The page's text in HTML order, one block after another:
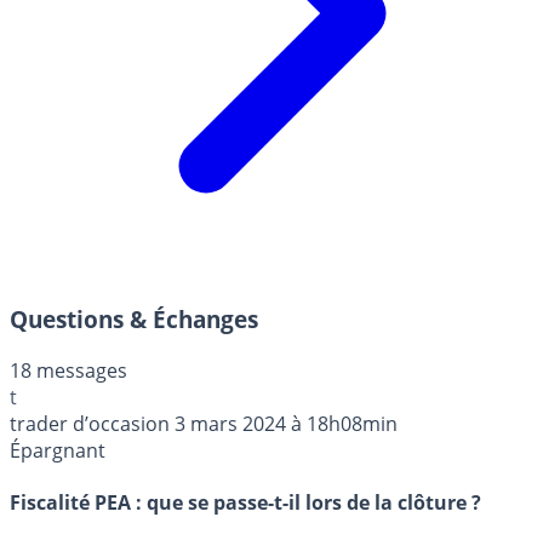
Questions & Échanges
18 messages
t
trader d’occasion 3 mars 2024 à 18h08min
Épargnant
Fiscalité PEA : que se passe-t-il lors de la clôture ?